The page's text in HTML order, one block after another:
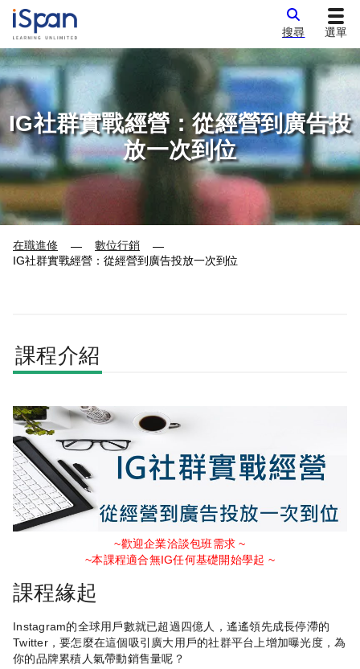
搜尋 選單
IG社群實戰經營：從經營到廣告投
放一次到位
在職進修 — 數位行銷
—
IG社群實戰經營：從經營到廣告投放一次到位
課程介紹
~歡迎企業洽談包班需求 ~
~本課程適合無IG任何基礎開始學起 ~
課程緣起
Instagram的全球用戶數就已超過四億人，遙遙領先成長停滯的
Twitter，要怎麼在這個吸引廣大用戶的社群平台上增加曝光度，為
你的品牌累積人氣帶動銷售量呢？